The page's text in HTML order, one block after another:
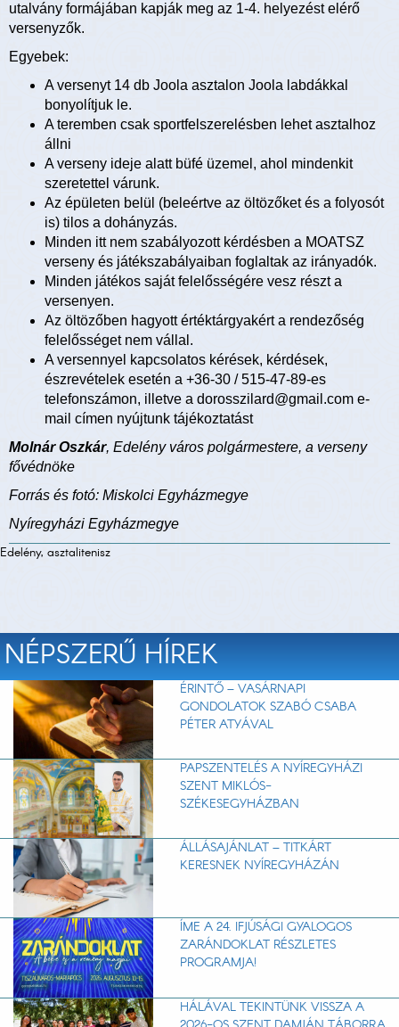
utalvány formájában kapják meg az 1-4. helyezést elérő
versenyzők.
Egyebek:
A versenyt 14 db Joola asztalon Joola labdákkal
bonyolítjuk le.
A teremben csak sportfelszerelésben lehet asztalhoz
állni
A verseny ideje alatt büfé üzemel, ahol mindenkit
szeretettel várunk.
Az épületen belül (beleértve az öltözőket és a folyosót
is) tilos a dohányzás.
Minden itt nem szabályozott kérdésben a MOATSZ
verseny és játékszabályaiban foglaltak az irányadók.
Minden játékos saját felelősségére vesz részt a
versenyen.
Az öltözőben hagyott értéktárgyakért a rendezőség
felelősséget nem vállal.
A versennyel kapcsolatos kérések, kérdések,
észrevételek esetén a +36-30 / 515-47-89-es
telefonszámon, illetve a dorosszilard@gmail.com e-
mail címen nyújtunk tájékoztatást
Molnár Oszkár, Edelény város polgármestere, a verseny
fővédnöke
Forrás és fotó: Miskolci Egyházmegye
Nyíregyházi Egyházmegye
Edelény, asztalitenisz
NÉPSZERŰ HÍREK
ÉRINTŐ – VASÁRNAPI
GONDOLATOK SZABÓ CSABA
PÉTER ATYÁVAL
PAPSZENTELÉS A NYÍREGYHÁZI
SZENT MIKLÓS-
SZÉKESEGYHÁZBAN
ÁLLÁSAJÁNLAT – TITKÁRT
KERESNEK NYÍREGYHÁZÁN
ÍME A 24. IFJÚSÁGI GYALOGOS
ZARÁNDOKLAT RÉSZLETES
PROGRAMJA!
HÁLÁVAL TEKINTÜNK VISSZA A